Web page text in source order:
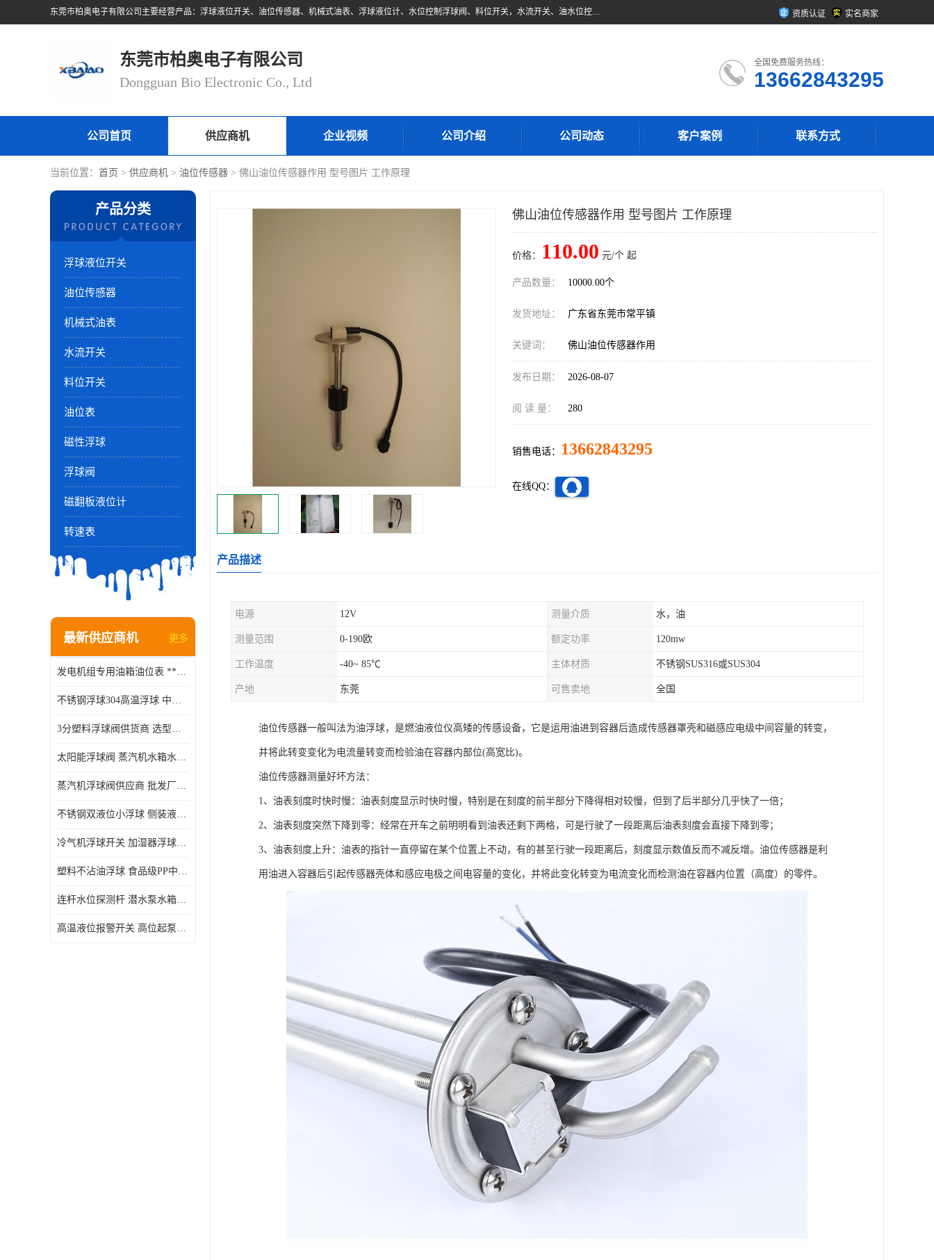
东莞市柏奥电子有限公司主要经营产品：浮球液位开关、油位传感器、机械式油表、浮球液位计、水位控制浮球阀、料位开关，水流开关、油水位控制配套仪表等。柏奥电子，您可信赖的合作伙伴 资质认证 实名商家
东莞市柏奥电子有限公司
Dongguan Bio Electronic Co., Ltd
全国免费服务热线：
13662843295
公司首页 供应商机 企业视频 公司介绍 公司动态 客户案例 联系方式
当前位置： 首页 > 供应商机 > 油位传感器 > 佛山油位传感器作用 型号图片 工作原理
产品分类
浮球液位开关
油位传感器
机械式油表
水流开关
料位开关
油位表
磁性浮球
浮球阀
磁翻板液位计
转速表
最新供应商机 更多
发电机组专用油箱油位表 **指针式机械式油表
不锈钢浮球304高温浮球 中空磁性浮球 规格齐全
3分塑料浮球阀供货商 选型说明
太阳能浮球阀 蒸汽机水箱水位控制阀 规格齐全
蒸汽机浮球阀供应商 批发厂家 支持定制
不锈钢双液位小浮球 侧装液位开关 金属304/316材质
冷气机浮球开关 加湿器浮球磁环 闪电发货
塑料不沾油浮球 食品级PP中空浮球302514
连杆水位探测杆 潜水泵水箱水位控制器 非标定制
高温液位报警开关 高位起泵低水位停泵 不锈钢浮球开关
佛山油位传感器作用 型号图片 工作原理
价格： 110.00 元/个 起
产品数量： 10000.00个
发货地址： 广东省东莞市常平镇
关键词： 佛山油位传感器作用
发布日期： 2026-08-07
阅 读 量： 280
销售电话： 13662843295
在线QQ：
产品描述
电源 12V 测量介质 水，油
测量范围 0-190欧 额定功率 120mw
工作温度 -40~ 85℃ 主体材质 不锈钢SUS316或SUS304
产地 东莞 可售卖地 全国
油位传感器一般叫法为油浮球，是燃油液位仪高矮的传感设备，它是运用油进到容器后造成传感器罩壳和磁感应电级中间容量的转变，
并将此转变变化为电流量转变而检验油在容器内部位(高宽比)。
油位传感器测量好坏方法：
1、油表刻度时快时慢：油表刻度显示时快时慢，特别是在刻度的前半部分下降得相对较慢，但到了后半部分几乎快了一倍；
2、油表刻度突然下降到零：经常在开车之前明明看到油表还剩下两格，可是行驶了一段距离后油表刻度会直接下降到零；
3、油表刻度上升：油表的指针一直停留在某个位置上不动，有的甚至行驶一段距离后，刻度显示数值反而不减反增。油位传感器是利
用油进入容器后引起传感器壳体和感应电极之间电容量的变化，并将此变化转变为电流变化而检测油在容器内位置（高度）的零件。